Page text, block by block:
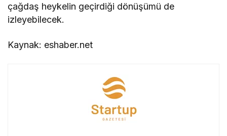
çağdaş heykelin geçirdiği dönüşümü de
izleyebilecek.
Kaynak: eshaber.net